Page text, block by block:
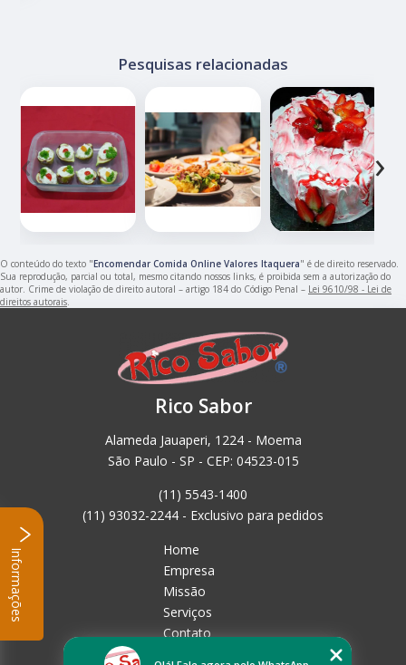
Pesquisas relacionadas
‹ ›
O conteúdo do texto "Encomendar Comida Online Valores Itaquera" é de direito reservado.
Sua reprodução, parcial ou total, mesmo citando nossos links, é proibida sem a autorização do
autor. Crime de violação de direito autoral – artigo 184 do Código Penal – Lei 9610/98 - Lei de
direitos autorais
Rico Sabor
Alameda Jauaperi, 1224 - Moema
São Paulo - SP - CEP: 04523-015
(11) 5543-1400
(11) 93032-2244 - Exclusivo para pedidos
Home
Empresa
Missão
Serviços
Contato
Informações